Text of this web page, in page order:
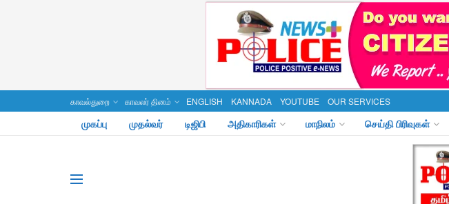
காவல்துறை காவலர் தினம் ENGLISH KANNADA YOUTUBE OUR SERVICES
முகப்பு முதல்வர் டிஜிபி அதிகாரிகள் மாநிலம் செய்தி பிரிவுகள்